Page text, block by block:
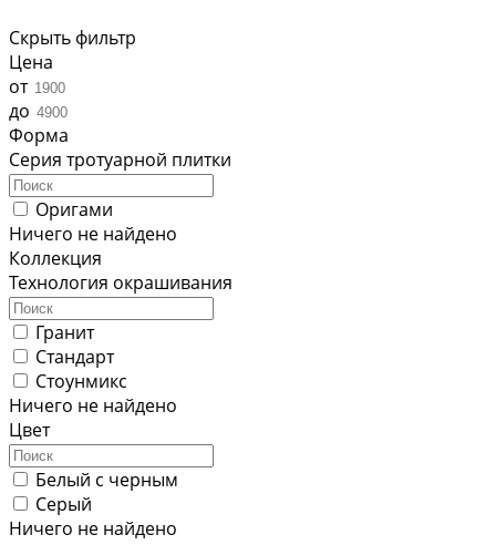
Скрыть фильтр
Цена
от
до
Форма
Серия тротуарной плитки
Оригами
Ничего не найдено
Коллекция
Технология окрашивания
Гранит
Стандарт
Стоунмикс
Ничего не найдено
Цвет
Белый с черным
Серый
Ничего не найдено